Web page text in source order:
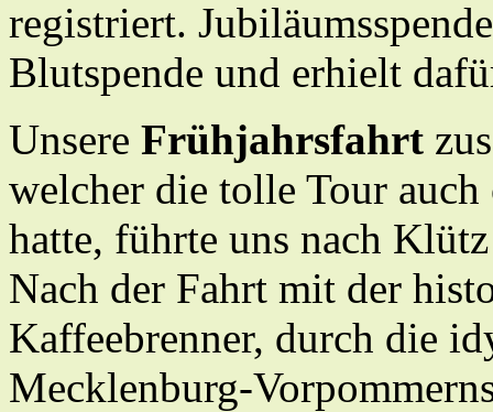
registriert.
Blutspende und erhielt
Unsere Frühjahrsfahrt
welcher die tolle Tour
hatte, führte uns nach
Nach der Fahrt mit der
Kaffeebrenner, durch die
Mecklenburg-